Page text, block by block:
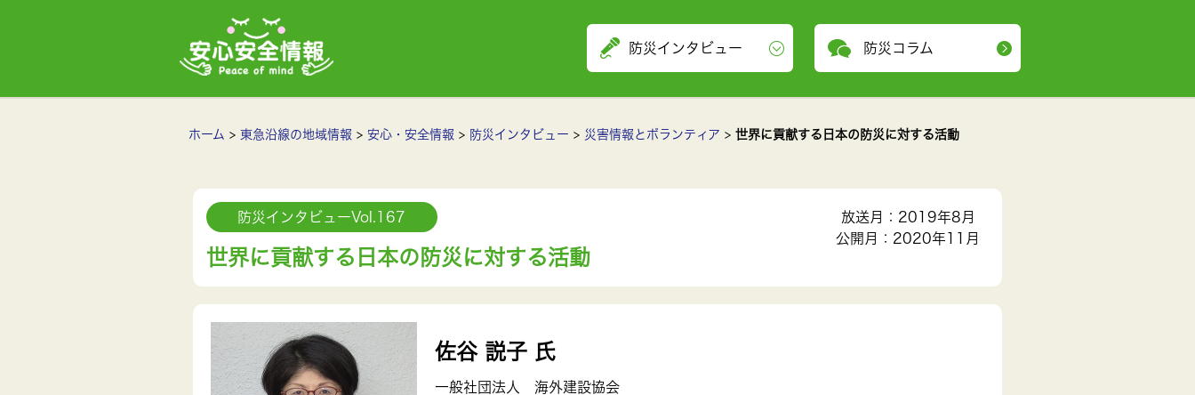
防災インタビュー 防災コラム
ホーム 東急沿線の地域情報 安心・安全情報 防災インタビュー 災害情報とボランティア 世界に貢献する日本の防災に対する活動
防災インタビューVol.167
世界に貢献する日本の防災に対する活動
放送月：2019年8月
公開月：2020年11月
佐谷 説子 氏
一般社団法人 海外建設協会